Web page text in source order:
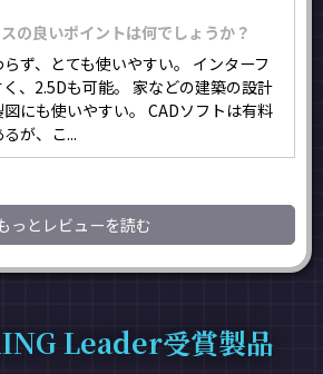
の良いポイントは何でしょうか？
ず、とても使いやすい。 インターフ
、2.5Dも可能。 家などの建築の設計
にも使いやすい。 CADソフトは有料
が、こ...
っとレビューを読む
Leader受賞製品